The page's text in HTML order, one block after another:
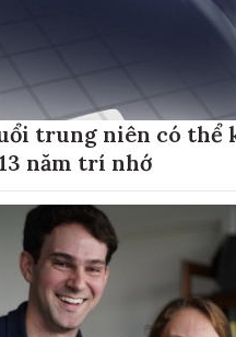
trung niên có thể
năm trí nhớ